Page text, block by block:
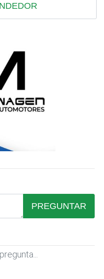
PREGUNTAR